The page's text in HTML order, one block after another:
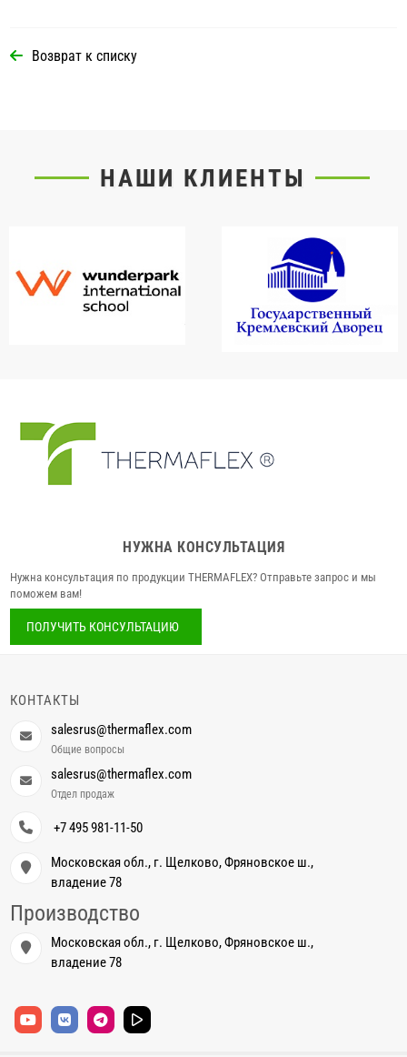
Возврат к списку
НАШИ КЛИЕНТЫ
НУЖНА КОНСУЛЬТАЦИЯ
Нужна консультация по продукции THERMAFLEX? Отправьте запрос и мы
поможем вам!
ПОЛУЧИТЬ КОНСУЛЬТАЦИЮ
КОНТАКТЫ
salesrus@thermaflex.com
Общие вопросы
salesrus@thermaflex.com
Отдел продаж
+7 495 981-11-50
Московская обл., г. Щелково, Фряновское ш.,
владение 78
Производство
Московская обл., г. Щелково, Фряновское ш.,
владение 78